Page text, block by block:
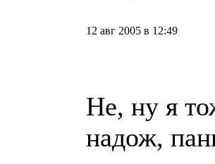
12 авг 2005 в 12:49
Не, ну я
надож,